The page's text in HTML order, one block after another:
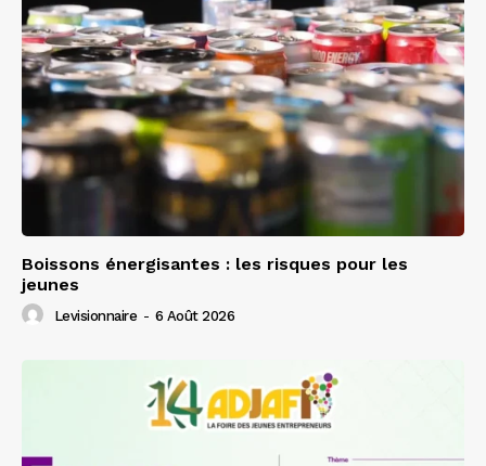
Boissons énergisantes : les risques pour les
jeunes
Levisionnaire - 6 Août 2026